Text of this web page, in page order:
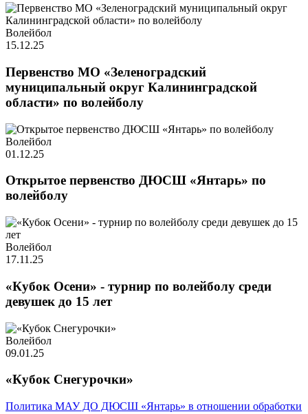
Волейбол
15.12.25
Первенство МО «Зеленоградский
муниципальный округ Калининградской
области» по волейболу
Волейбол
01.12.25
Открытое первенство ДЮСШ «Янтарь» по
волейболу
Волейбол
17.11.25
«Кубок Осени» - турнир по волейболу среди
девушек до 15 лет
Волейбол
09.01.25
«Кубок Снегурочки»
Политика МАУ ДО ДЮСШ «Янтарь» в отношении обработки